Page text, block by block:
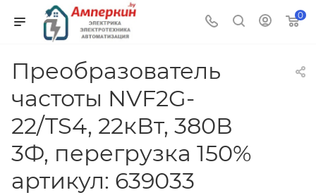
0
Преобразователь
частоты NVF2G-
22/TS4, 22кВт, 380В
3Ф, перегрузка 150%
артикул: 639033